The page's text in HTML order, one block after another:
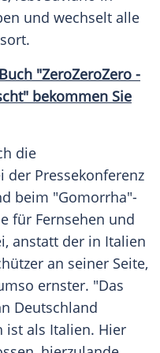
und wechselt alle
"ZeroZeroZero -
bekommen Sie
die
der Pressekonferenz
beim "Gomorrha"-
für Fernsehen und
anstatt der in Italien
an seiner Seite,
ernster. "Das
Deutschland
ist als Italien. Hier